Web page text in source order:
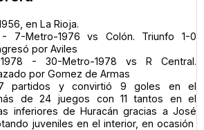
en La Rioja.
- 7-Metro-1976 vs Colón. Triunfo 1-0
por Aviles
- 30-Metro-1978 vs R Central.
por Gomez de Armas
partidos y convirtió 9 goles en el
de 24 juegos con 11 tantos en el
inferiores de Huracán gracias a José
juveniles en el interior, en ocasión